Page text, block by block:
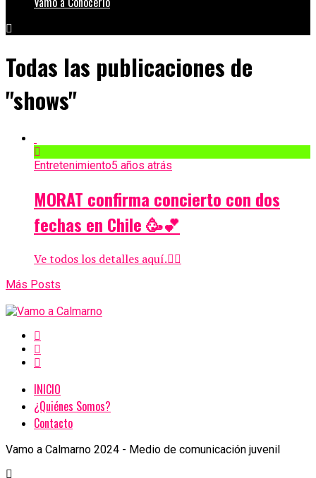
Todas las publicaciones de
"shows"
Entretenimiento5 años atrás
MORAT confirma concierto con dos
fechas en Chile 🥳💕
Ve todos los detalles aquí.👇🏻
Más Posts
INICIO
¿Quiénes Somos?
Contacto
Vamo a Calmarno 2024 - Medio de comunicación juvenil